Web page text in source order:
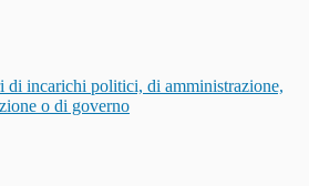
di incarichi politici, di amministrazione,
o di governo